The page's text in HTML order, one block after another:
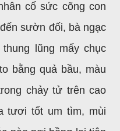
cố sức cõng con
sườn đối, bà ngạc
lũng mấy chục
bằng quả bầu, màu
chảy tử trên cao
tươi tốt um tìm, mùi